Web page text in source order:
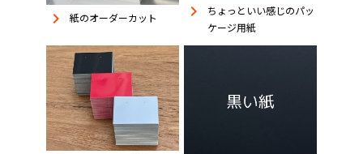
keyboard_arrow_right 紙のオーダーカット keyboard_arrow_right
ちょっといい感じのパッ
ケージ用紙